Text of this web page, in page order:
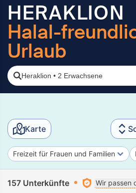
HERAKLION
Halal-
Urlaub
Heraklion • 2 Erwachsene
Karte
Freizeit für Frauen und Familien
157 Unterkünfte Wir passen